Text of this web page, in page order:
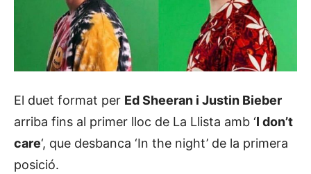
El duet format per Ed Sheeran i Justin Bieber
arriba fins al primer lloc de La Llista amb ‘I don’t
care‘, que desbanca ‘In the night’ de la primera
posició.